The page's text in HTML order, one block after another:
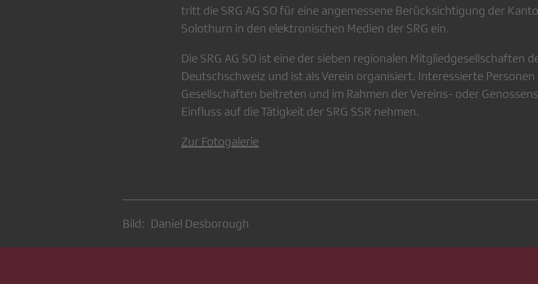
tritt die SRG AG SO für eine angemessene Berücksichtigung der
Solothurn in den elektronischen Medien der SRG ein.
Die SRG AG SO ist eine der sieben regionalen Mitgliedgesellschaften
Deutschschweiz und ist als Verein organisiert. Interessierte Personen
Gesellschaften beitreten und im Rahmen der Vereins- oder
Einfluss auf die Tätigkeit der SRG SSR nehmen.
Zur Fotogalerie
Bild: Daniel Desborough